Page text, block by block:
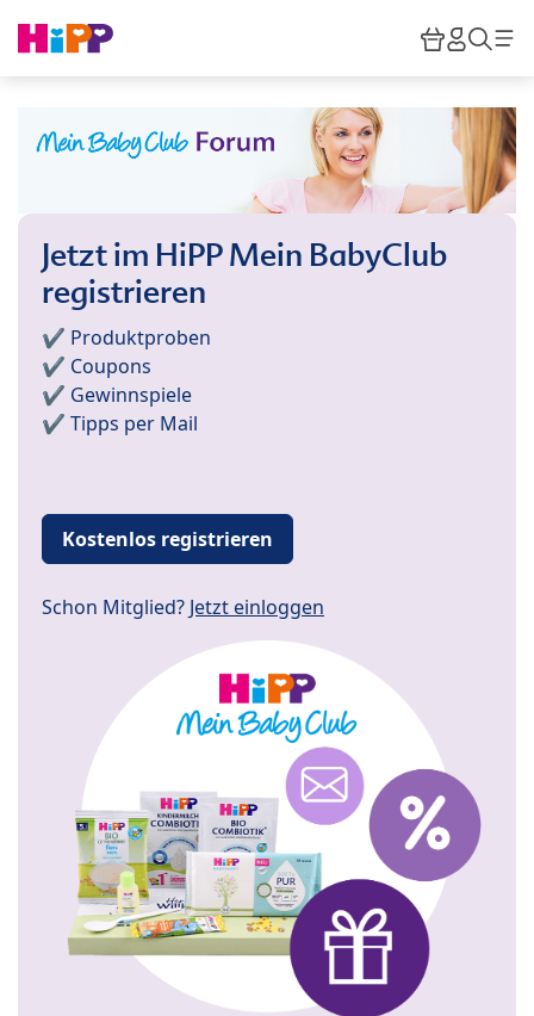
HiPP
Jetzt im HiPP Mein BabyClub
registrieren
✔️ Produktproben
✔️ Coupons
✔️ Gewinnspiele
✔️ Tipps per Mail
Kostenlos registrieren
Schon Mitglied? Jetzt einloggen